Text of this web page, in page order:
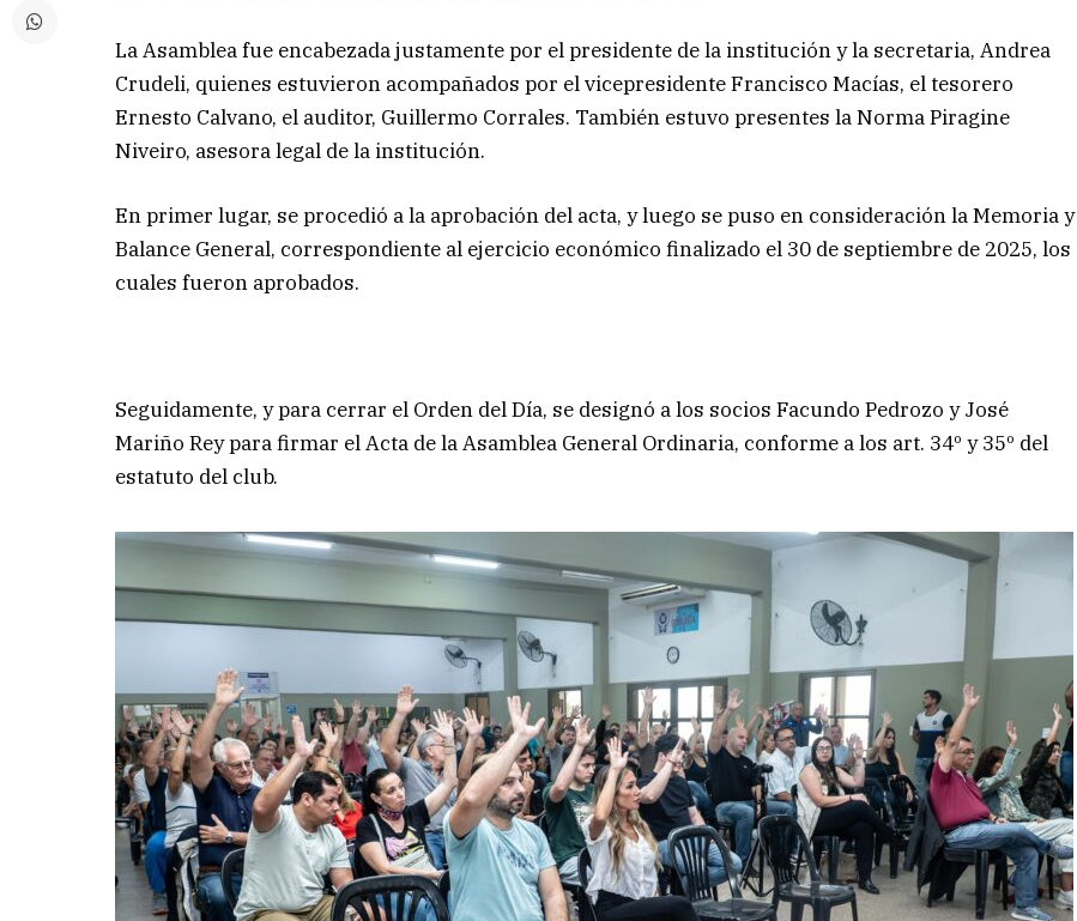
La Asamblea fue encabezada justamente por el presidente de la institución y la secretaria, Andrea
Crudeli, quienes estuvieron acompañados por el vicepresidente Francisco Macías, el tesorero
Ernesto Calvano, el auditor, Guillermo Corrales. También estuvo presentes la Norma Piragine
Niveiro, asesora legal de la institución.
En primer lugar, se procedió a la aprobación del acta, y luego se puso en consideración la Memoria y
Balance General, correspondiente al ejercicio económico finalizado el 30 de septiembre de 2025, los
cuales fueron aprobados.
Seguidamente, y para cerrar el Orden del Día, se designó a los socios Facundo Pedrozo y José
Mariño Rey para firmar el Acta de la Asamblea General Ordinaria, conforme a los art. 34º y 35º del
estatuto del club.